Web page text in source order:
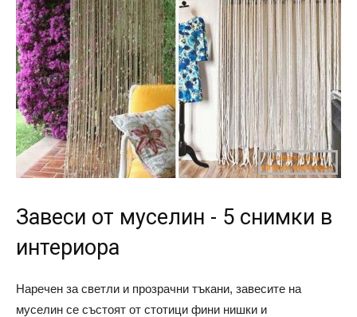
Завеси от муселин - 5 снимки в
интериора
Наречен за светли и прозрачни тъкани, завесите на
муселин се състоят от стотици фини нишки и